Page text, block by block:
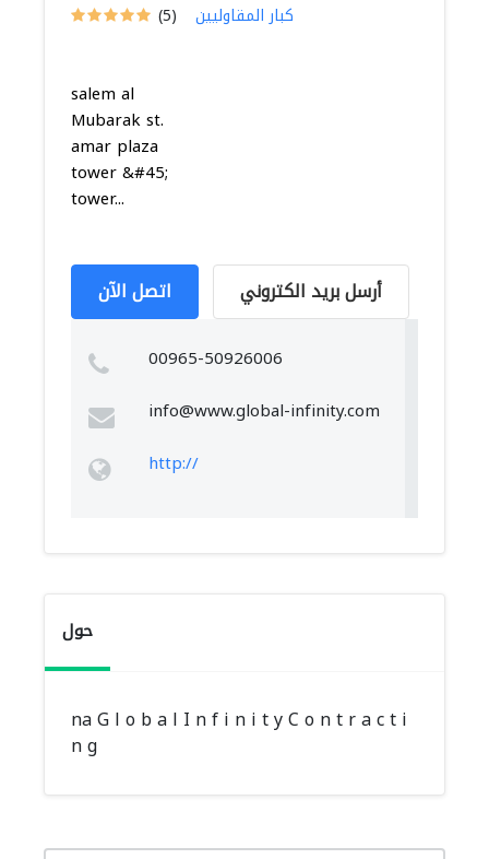
(5) كبار المقاوليين
salem al
Mubarak st.
amar plaza
tower &#45;
tower...
اتصل الآن أرسل بريد الكتروني
00965-50926006
info@www.global-infinity.com
http://
حول
na G l o b a l I n f i n i t y C o n t r a c t i
n g